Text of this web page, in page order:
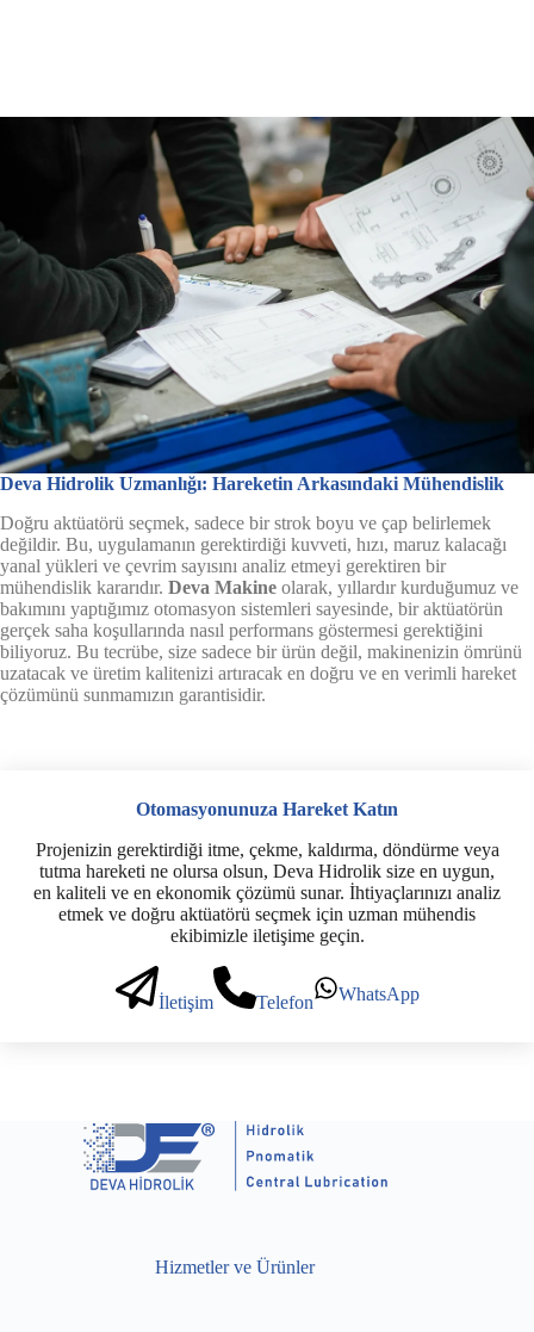
Deva Hidrolik Uzmanlığı: Hareketin Arkasındaki Mühendislik
Doğru aktüatörü seçmek, sadece bir strok boyu ve çap belirlemek
değildir. Bu, uygulamanın gerektirdiği kuvveti, hızı, maruz kalacağı
yanal yükleri ve çevrim sayısını analiz etmeyi gerektiren bir
mühendislik kararıdır. Deva Makine olarak, yıllardır kurduğumuz ve
bakımını yaptığımız otomasyon sistemleri sayesinde, bir aktüatörün
gerçek saha koşullarında nasıl performans göstermesi gerektiğini
biliyoruz. Bu tecrübe, size sadece bir ürün değil, makinenizin ömrünü
uzatacak ve üretim kalitenizi artıracak en doğru ve en verimli hareket
çözümünü sunmamızın garantisidir.
Otomasyonunuza Hareket Katın
Projenizin gerektirdiği itme, çekme, kaldırma, döndürme veya
tutma hareketi ne olursa olsun, Deva Hidrolik size en uygun,
en kaliteli ve en ekonomik çözümü sunar. İhtiyaçlarınızı analiz
etmek ve doğru aktüatörü seçmek için uzman mühendis
ekibimizle iletişime geçin.
İletişim Telefon WhatsApp
Hizmetler ve Ürünler